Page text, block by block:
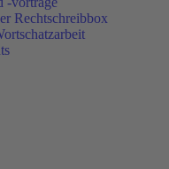
Rechtschreibbox